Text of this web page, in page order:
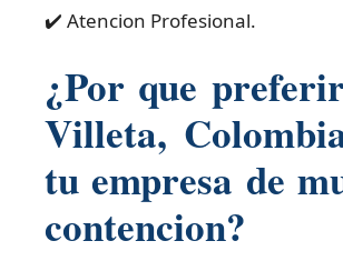
✔️ Atencion Profesional.
¿Por que
Villeta,
tu empresa de
contencion?